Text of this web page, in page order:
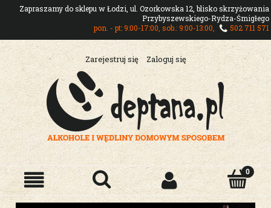
Zapraszamy do sklepu w Łodzi, ul. Ozorkowska 12, blisko skrzyżowania
Przybyszewskiego-Rydza-Śmigłego
pon. - pt: 9:00-17:00, sob.: 9:00-13:00,
502 711 571
Zarejestruj się Zaloguj się